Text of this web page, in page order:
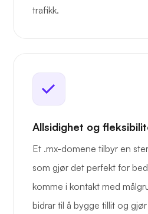
trafikk.
Allsidighet og
Et .mx-domene tilbyr en
som gjør det perfekt for
komme i kontakt med
bidrar til å bygge tillit og